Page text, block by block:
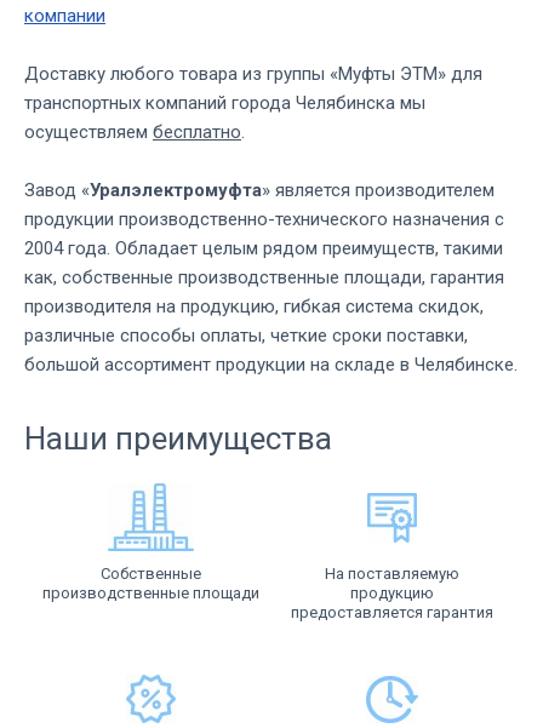
компании
Доставку любого товара из группы «Муфты ЭТМ» для
транспортных компаний города Челябинска мы
осуществляем бесплатно.
Завод «Уралэлектромуфта» является производителем
продукции производственно-технического назначения с
2004 года. Обладает целым рядом преимуществ, такими
как, собственные производственные площади, гарантия
производителя на продукцию, гибкая система скидок,
различные способы оплаты, четкие сроки поставки,
большой ассортимент продукции на складе в Челябинске.
Наши преимущества
Собственные
производственные площади
На поставляемую
продукцию
предоставляется гарантия